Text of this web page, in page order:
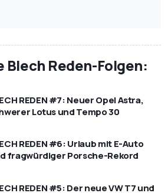
Blech Reden-Folgen:
REDEN #7: Neuer Opel Astra,
Lotus und Tempo 30
REDEN #6: Urlaub mit E-Auto
fragwürdiger Porsche-Rekord
REDEN #5: Der neue VW T7 und